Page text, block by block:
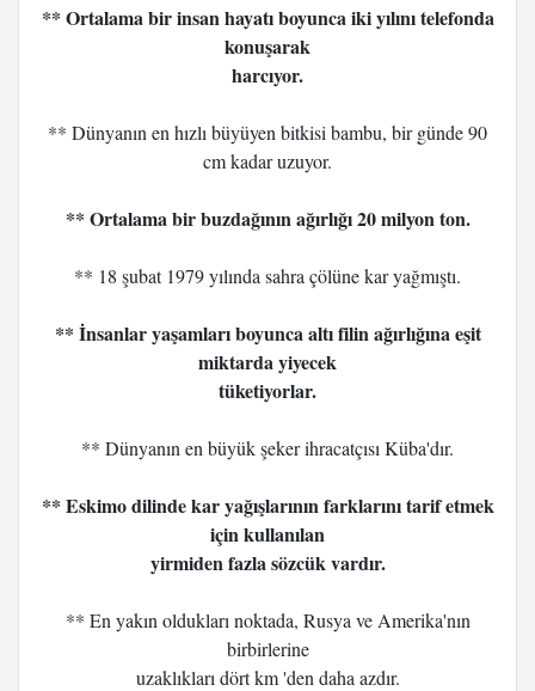
** Ortalama bir insan hayatı boyunca iki yılını telefonda
konuşarak
harcıyor.
** Dünyanın en hızlı büyüyen bitkisi bambu, bir günde 90
cm kadar uzuyor.
** Ortalama bir buzdağının ağırlığı 20 milyon ton.
** 18 şubat 1979 yılında sahra çölüne kar yağmıştı.
** İnsanlar yaşamları boyunca altı filin ağırlığına eşit
miktarda yiyecek
tüketiyorlar.
** Dünyanın en büyük şeker ihracatçısı Küba'dır.
** Eskimo dilinde kar yağışlarının farklarını tarif etmek
için kullanılan
yirmiden fazla sözcük vardır.
** En yakın oldukları noktada, Rusya ve Amerika'nın
birbirlerine
uzaklıkları dört km 'den daha azdır.